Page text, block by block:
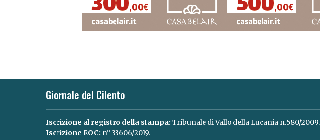
Giornale del Cilento
Iscrizione al registro della stampa: Tribunale di Vallo della Lucania n.580/2009.
Iscrizione ROC: n° 33606/2019.